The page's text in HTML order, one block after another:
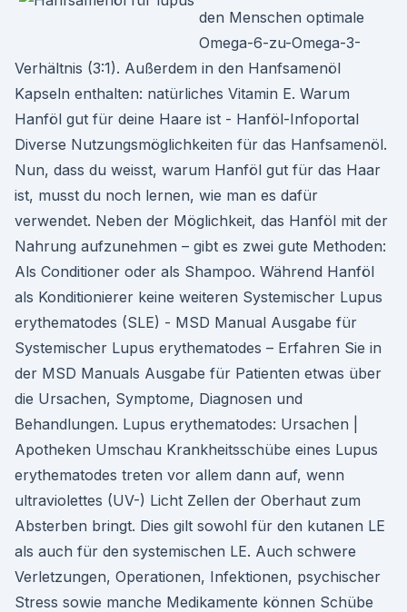
den Menschen optimale
Omega-6-zu-Omega-3-
Verhältnis (3:1). Außerdem in den Hanfsamenöl
Kapseln enthalten: natürliches Vitamin E. Warum
Hanföl gut für deine Haare ist - Hanföl-Infoportal
Diverse Nutzungsmöglichkeiten für das Hanfsamenöl.
Nun, dass du weisst, warum Hanföl gut für das Haar
ist, musst du noch lernen, wie man es dafür
verwendet. Neben der Möglichkeit, das Hanföl mit der
Nahrung aufzunehmen – gibt es zwei gute Methoden:
Als Conditioner oder als Shampoo. Während Hanföl
als Konditionierer keine weiteren Systemischer Lupus
erythematodes (SLE) - MSD Manual Ausgabe für
Systemischer Lupus erythematodes – Erfahren Sie in
der MSD Manuals Ausgabe für Patienten etwas über
die Ursachen, Symptome, Diagnosen und
Behandlungen. Lupus erythematodes: Ursachen |
Apotheken Umschau Krankheitsschübe eines Lupus
erythematodes treten vor allem dann auf, wenn
ultraviolettes (UV-) Licht Zellen der Oberhaut zum
Absterben bringt. Dies gilt sowohl für den kutanen LE
als auch für den systemischen LE. Auch schwere
Verletzungen, Operationen, Infektionen, psychischer
Stress sowie manche Medikamente können Schübe